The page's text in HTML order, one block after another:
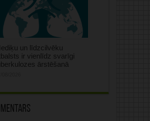
un līdzcilvēku
ir vienlīdz svarīgi
ārstēšanā